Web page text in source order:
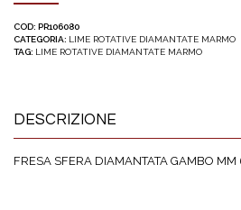
COD: PR106080
CATEGORIA: LIME ROTATIVE DIAMANTATE MARMO
TAG: LIME ROTATIVE DIAMANTATE MARMO
DESCRIZIONE
FRESA SFERA DIAMANTATA GAMBO